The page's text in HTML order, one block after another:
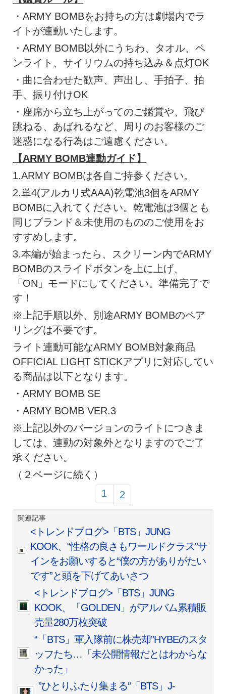
・ARMY BOMBをお持ちの方は劇場内でラ
イトが連動いたします。
・ARMY BOMB以外にうちわ、タオル、ペ
ンライト、サイリウムの持ち込み＆点灯OK
・曲に合わせた歓声、声出し、手拍子、拍
手、振り付けOK
・座席から立ち上がってのご鑑賞や、飛び
跳ねる、あばれるなど、周りのお客様のご
迷惑になる行為はご遠慮ください。
【ARMY BOMB連動ガイド】
1.ARMY BOMBは各自ご持参ください。
2.単4(アルカリ式AAA)乾電池3個をARMY
BOMBに入れてください。乾電池は3個とも
同じブランド＆未使用のもののご使用をお
すすめします。
3.本編が始まったら、スクリーン内でARMY
BOMBのスライドボタンを上に上げ、
「ON」モードにしてください。準備完了で
す！
※上記手順以外、別途ARMY BOMBのペア
リングは不要です。
ライト連動可能なARMY BOMB対象商品
OFFICIAL LIGHT STICKアプリに対応してい
る商品は以下となります。
・ARMY BOMB SE
・ARMY BOMB VER.3
※上記以外のバージョンのライトにつきま
しては、連動の対象外となりますのでご了
承ください。
（２ページに続く）
1
2
関連記事
<トレンドブログ>「BTS」JUNG
KOOK、“性格の良さもワールドクラス”サ
インをお願いすると“僕の方がありがたい
です”と頭を下げてあいさつ
<トレンドブログ>「BTS」JUNG
KOOK、「GOLDEN」がアルバム累積販
売量280万枚突破
“「BTS」軍入隊前に株売却”HYBEのスタ
ッフたち…「未公開情報だとはわからな
かった」
”ひとりふたり集まる”「BTS」J-